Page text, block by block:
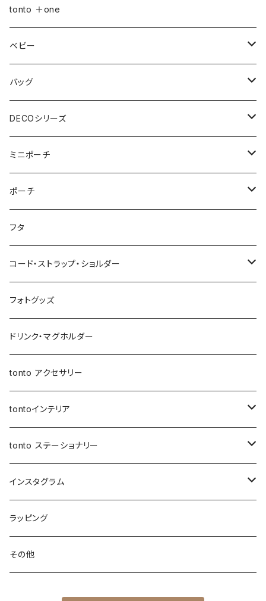
おむつポーチ
おむつポーチ fit
母子手帳ケース
ストローラーバッグ
バッグ
ショルダーバッグ
アジャスターショルダーバッグ
バッグイン巾着
マルシェバッグ
ナップサック
レッスンバッグ
レザートート（縦型）
マザーズバッグ
ポーチ
シカクポーチ
マルチポーチ
オールインポーチ
ボトルホルダー
ドリンク・マグホルダー
インテリア
レザーケース
ティッシュケース
ステーショナリー
ペンケース
ブックカバー
ストラップ
Sサイズ
Mサイズ
tonto ＋one
ベビー
おむつポーチ
おむつポーチ
ポケット付きおむつポーチ
おむつポーチ fit
おむつポーチ fit
ポケット付きおむつポーチ fit
ストローラーバッグ
ウェットティッシュケース
NEWウェットティッシュケース
３点セット
ポケットティッシュケース
NEWポケットティッシュケース
３点セット
母子手帳ケース
マザーズバッグ
保冷保温ポーチ
バッグ
ショルダーバッグ
ファスナー付きショルダーバッグ
スマホショルダー
トートバッグ
トートバッグ
レザートートバッグ（横型）
ジップトント
Sサイズ
Mサイズ
マザーズバッグ
あずまバッグ
３way一升餅リュック
母子手帳ケース
バケツバッグ
スクエアバッグ
メッセンジャーバッグ
巾着バッグ
アジャスター巾着バッグ
バッグイン巾着
オケージョンバッグ
アジャスターオケージョンバッグ
マルシェバッグ
DECOシリーズ
ショルダーバッグ
アジャスターショルダーバッグ
トートバッグ
ポーチ・小物ケース
スクエアバッグ
ジップトント
アジャスタージップトント
オケージョンバッグ
アジャスターオケージョンバッグ
バケツバッグ・巾着ショルダーバッグ
ミニポーチ
シカクポーチ
テトラポーチ
ポーチ
ポーチ
オールインポーチ
小物ケース
移動ポケット
保冷・保温 ポーチ
ボトルホルダー
フタ
コード・ストラップ・ショルダー
コード
レザーショルダー
ショートストラップ
ロングストラップ
レザーストラップ
ショルダーベルト
アジャスター付きショルダー
シャーリングストラップ
フォトグッズ
ドリンク・マグホルダー
tonto アクセサリー
tontoインテリア
クッションカバー
レザーケース
コースター
ティッシュケース
tonto ステーショナリー
ペンケース
ブックカバー
PC・タブレットケース
インスタグラム
先行販売
先行受付 | ガチャ券
ラッピング
その他